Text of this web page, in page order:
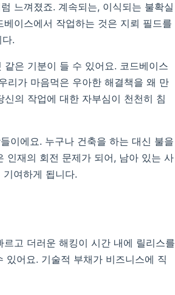
느껴졌죠. 계속되는, 이식되는 불확실
이스에서 작업하는 것은 지뢰 필드를
.
은 기분이 들 수 있어요. 코드베이스
리가 마음먹은 우아한 해결책을 왜 만
의 작업에 대한 자부심이 천천히 침
이에요. 누구나 건축을 하는 대신 불을
인재의 회전 문제가 되어, 남아 있는 사
여하게 됩니다.
고 더러운 해킹이 시간 내에 릴리스를
어요. 기술적 부채가 비즈니스에 직